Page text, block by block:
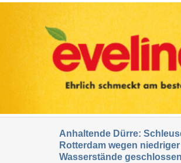
Anhaltende Dürre:
Rotterdam wegen niedriger
Wasserstände geschlossen